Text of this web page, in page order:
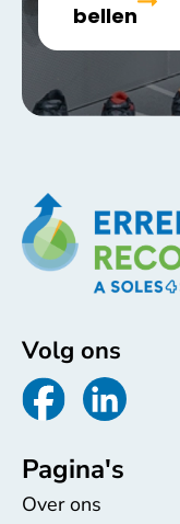
bellen
Volg ons
Pagina's
Over ons